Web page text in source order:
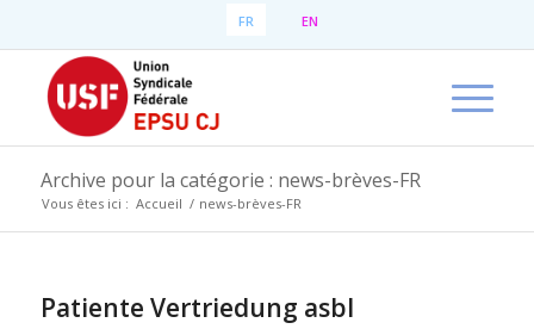
FR EN
Archive pour la catégorie : news-brèves-FR
Vous êtes ici : Accueil / news-brèves-FR
Patiente Vertriedung asbl